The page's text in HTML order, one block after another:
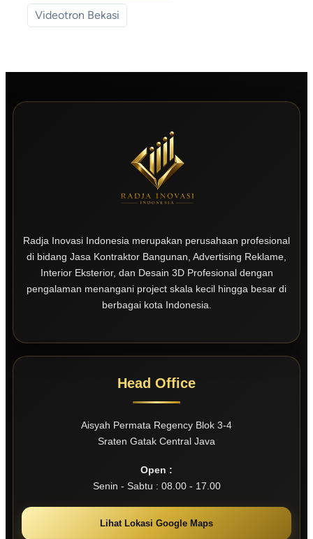
Videotron Bekasi
Radja Inovasi Indonesia merupakan perusahaan profesional
di bidang Jasa Kontraktor Bangunan, Advertising Reklame,
Interior Eksterior, dan Desain 3D Profesional dengan
pengalaman menangani project skala kecil hingga besar di
berbagai kota Indonesia.
Head Office
Aisyah Permata Regency Blok 3-4
Sraten Gatak Central Java
Open :
Senin - Sabtu : 08.00 - 17.00
Lihat Lokasi Google Maps